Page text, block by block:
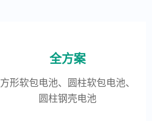
全方案
方形软包电池、圆柱软包电池、
圆柱钢壳电池